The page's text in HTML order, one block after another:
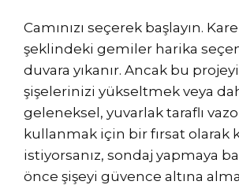
Camınızı seçerek başlayın.
şeklindeki gemiler harika
duvara yıkanır. Ancak bu
şişelerinizi yükseltmek veya
geleneksel, yuvarlak taraflı
kullanmak için bir fırsat olarak
istiyorsanız, sondaj yapmaya
önce şişeyi güvence altına